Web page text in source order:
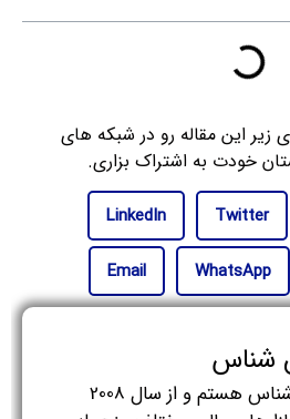
زیر این مقاله رو در شبکه های
خودت به اشتراک بزاری.
Twitter
LinkedIn
WhatsApp
Email
شناس
من سید مهدی حق شناس هستم و از سال 2008